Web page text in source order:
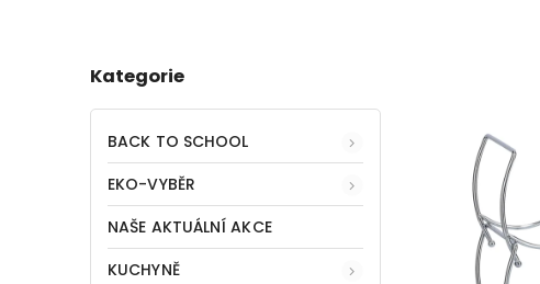
Kategorie
BACK TO SCHOOL
EKO-VYBĚR
NAŠE AKTUÁLNÍ AKCE
KUCHYNĚ